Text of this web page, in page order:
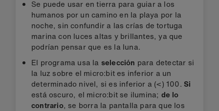
Se puede usar en tierra para guiar a los
humanos por un camino en la playa por la
noche, sin confundir a las crías de tortuga
marina con luces altas y brillantes, ya que
podrían pensar que es la luna.
El programa usa la selección para detectar si
la luz sobre el micro:bit es inferior a un
determinado nivel, si es inferior a (<) 100. Si
está oscuro, el micro:bit se ilumina; de lo
contrario, se borra la pantalla para que los